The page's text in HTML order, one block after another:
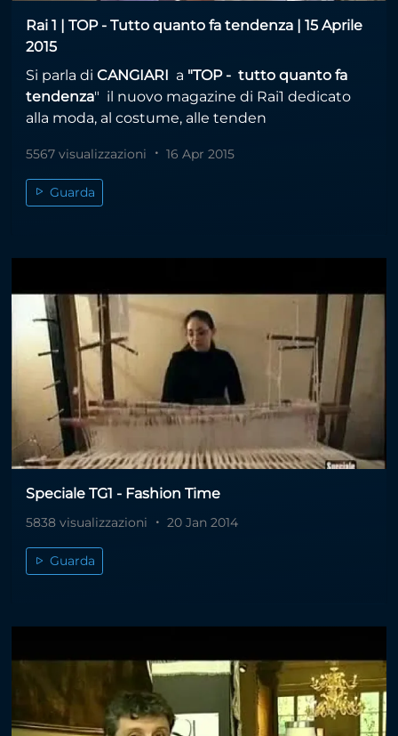
Rai 1 | TOP - Tutto quanto fa tendenza | 15 Aprile
2015
Si parla di CANGIARI a "TOP - tutto quanto fa
tendenza" il nuovo magazine di Rai1 dedicato
alla moda, al costume, alle tenden
5567 visualizzazioni 16 Apr 2015
Guarda
Speciale TG1 - Fashion Time
5838 visualizzazioni 20 Jan 2014
Guarda